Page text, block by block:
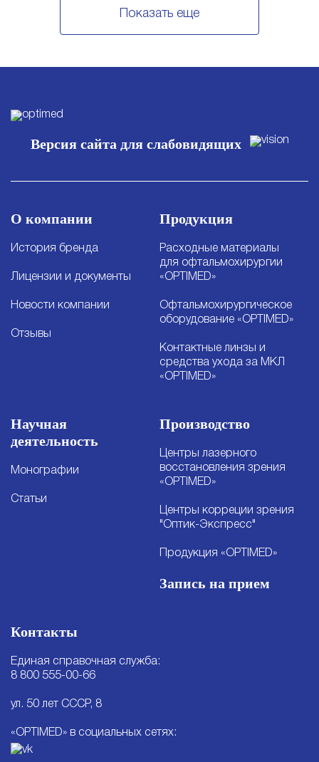
Показать еще
Версия сайта для слабовидящих
О компании
История бренда
Лицензии и документы
Новости компании
Отзывы
Продукция
Расходные материалы
для офтальмохирургии
«OPTIMED»
Офтальмохирургическое
оборудование «OPTIMED»
Контактные линзы и
средства ухода за МКЛ
«OPTIMED»
Научная
деятельность
Монографии
Статьи
Производство
Центры лазерного
восстановления зрения
«OPTIMED»
Центры корреции зрения
"Оптик-Экспресс"
Продукция «OPTIMED»
Запись на прием
Контакты
Единая справочная служба:
8 800 555-00-66
ул. 50 лет СССР, 8
«OPTIMED» в социальных сетях: